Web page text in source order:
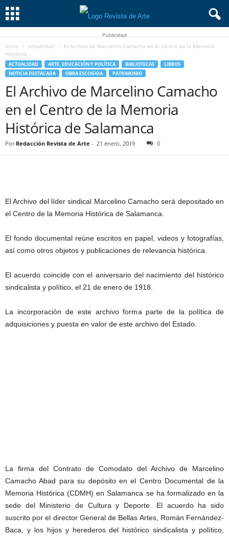
Publicidad
Inicio Actualidad
El Archivo de Marcelino Camacho en el Centro de la Memoria
Histórica...
ACTUALIDAD ARTE, EDUCACIÓN Y POLÍTICA BIBLIOTECAS
LIBROS
NOTICIA DESTACADA
OBRA ESCOGIDA PATRIMONIO
El Archivo de Marcelino Camacho
en el Centro de la Memoria
Histórica de Salamanca
Por Redacción Revista de Arte - 21 enero, 2019 0
El Archivo del líder sindical Marcelino Camacho será depositado en
el Centro de la Memoria Histórica de Salamanca.
El fondo documental reúne escritos en papel, videos y fotografías,
así como otros objetos y publicaciones de relevancia histórica.
El acuerdo coincide con el aniversario del nacimiento del histórico
sindicalista y político, el 21 de enero de 1918.
La incorporación de este archivo forma parte de la política de
adquisiciones y puesta en valor de este archivo del Estado.
La firma del Contrato de Comodato del Archivo de Marcelino
Camacho Abad para su depósito en el Centro Documental de la
Memoria Histórica (CDMH) en Salamanca se ha formalizado en la
sede del Ministerio de Cultura y Deporte. El acuerdo ha sido
suscrito por el director General de Bellas Artes, Román Fernández-
Baca, y los hijos y herederos del histórico sindicalista y político,